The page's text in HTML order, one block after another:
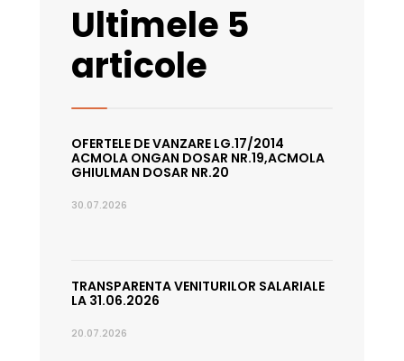
Ultimele 5
articole
OFERTELE DE VANZARE LG.17/2014
ACMOLA ONGAN DOSAR NR.19,ACMOLA
GHIULMAN DOSAR NR.20
30.07.2026
TRANSPARENTA VENITURILOR SALARIALE
LA 31.06.2026
20.07.2026